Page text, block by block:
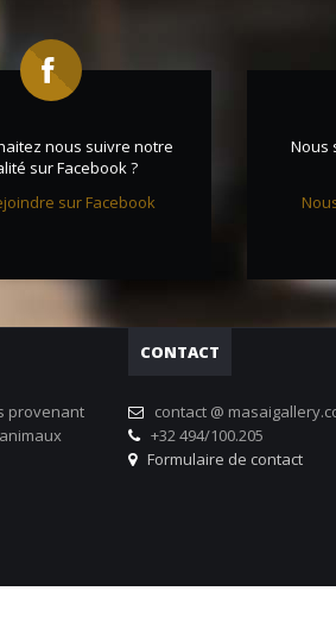
nous suivre notre
sur Facebook ?
sur Facebook
Nous
provenant
CONTACT
contact @
+32 494/100.205
Formulaire de contact